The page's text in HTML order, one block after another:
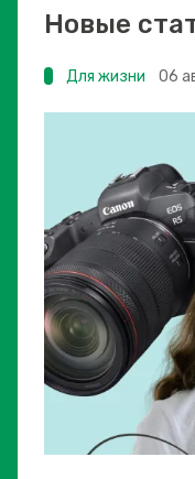
Новые
Для жизни 06